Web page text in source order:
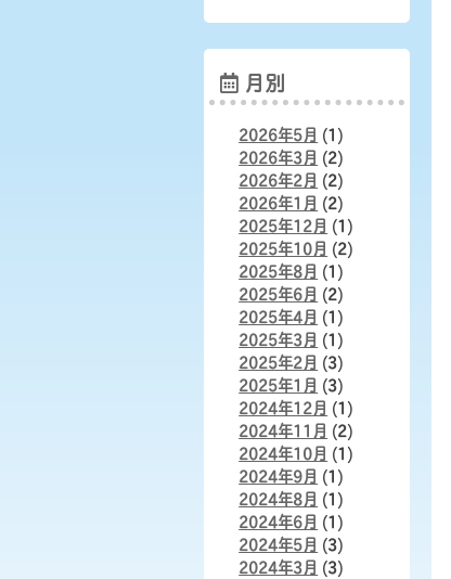
月別
2026年5月 (1)
2026年3月 (2)
2026年2月 (2)
2026年1月 (2)
2025年12月 (1)
2025年10月 (2)
2025年8月 (1)
2025年6月 (2)
2025年4月 (1)
2025年3月 (1)
2025年2月 (3)
2025年1月 (3)
2024年12月 (1)
2024年11月 (2)
2024年10月 (1)
2024年9月 (1)
2024年8月 (1)
2024年6月 (1)
2024年5月 (3)
2024年3月 (3)